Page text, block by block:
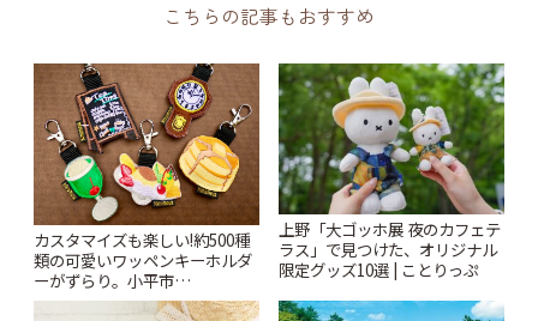
こちらの記事もおすすめ
カスタマイズも楽しい!約500種
類の可愛いワッペンキーホルダ
ーがずらり。小平市
「Kimamaya T&K」 | ことりっ
上野「大ゴッホ展 夜のカフェテ
ラス」で見つけた、オリジナル
限定グッズ10選 | ことりっぷ